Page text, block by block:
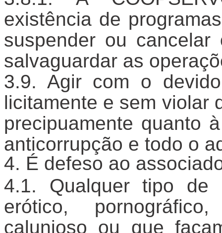
existência de
suspender ou
salvaguardar as
Agir com o
licitamente e sem violar
precipuamente quanto
anticorrupção e todo o
É defeso ao
Qualquer tipo de
erótico,
calunioso ou que